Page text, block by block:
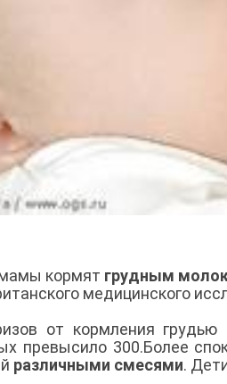
кормят грудным
медицинского
от кормления
превысило 300.Более
различными смесями.